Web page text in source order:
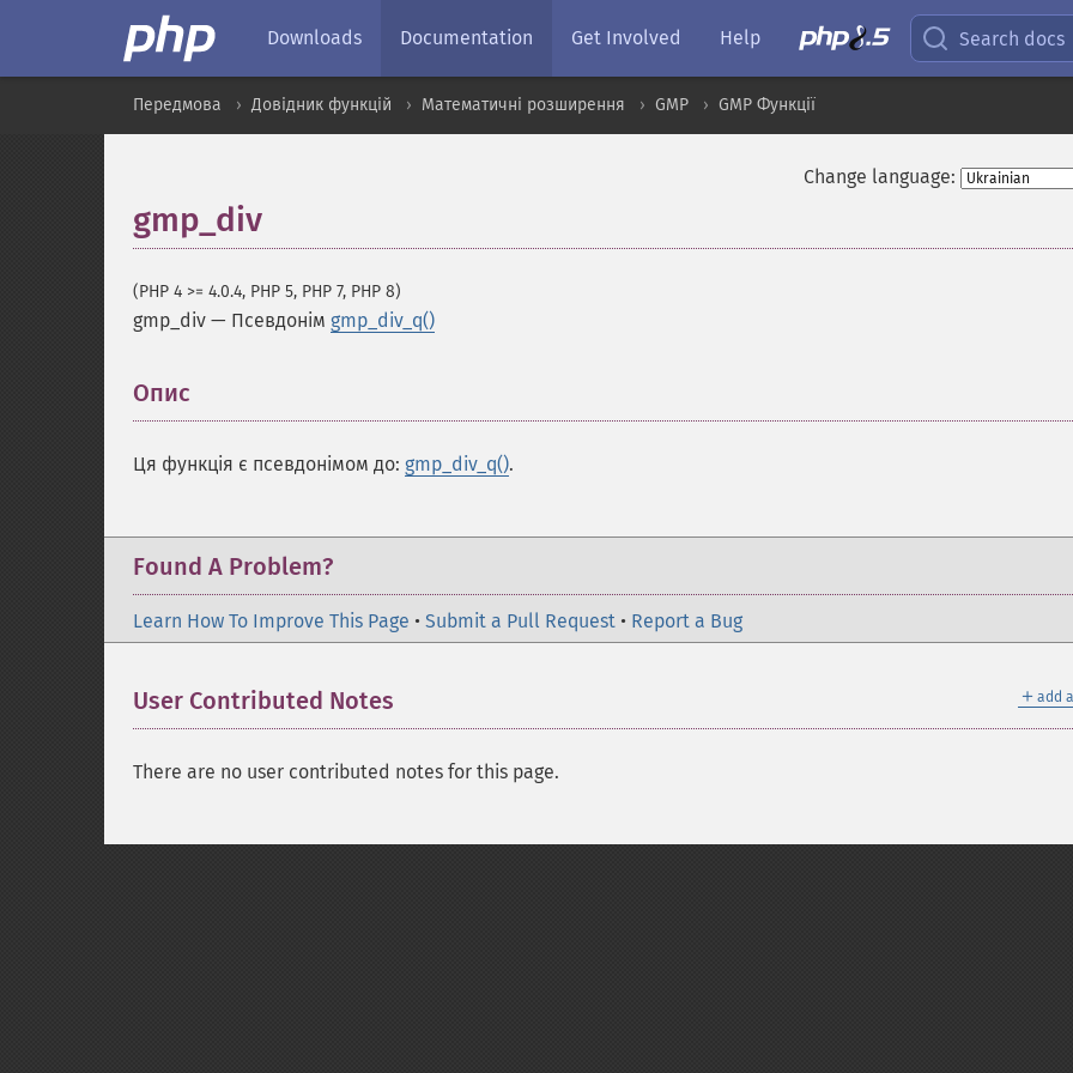
Downloads Documentation Get Involved Help Search docs
Передмова Довідник функцій Математичні розширення GMP GMP Функції
Change language:
gmp_div
(PHP 4 >= 4.0.4, PHP 5, PHP 7, PHP 8)
gmp_div — Псевдонім gmp_div_q()
Опис
Ця функція є псевдонімом до: gmp_div_q().
Found A Problem?
Learn How To Improve This Page • Submit a Pull Request • Report a Bug
＋ add
User Contributed Notes
There are no user contributed notes for this page.